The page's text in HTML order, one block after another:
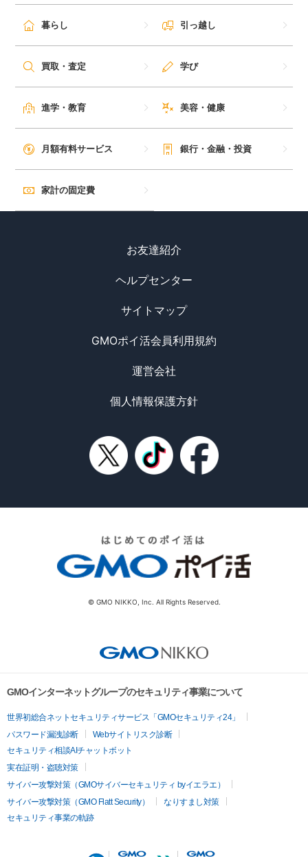
暮らし 引っ越し
買取・査定 学び
進学・教育 美容・健康
月額有料サービス 銀行・金融・投資
家計の固定費
お友達紹介
ヘルプセンター
サイトマップ
GMOポイ活会員利用規約
運営会社
個人情報保護方針
© GMO NIKKO, Inc. All Rights Reserved.
GMOインターネットグループのセキュリティ事業について
世界初総合ネットセキュリティサービス「GMOセキュリティ24」
パスワード漏洩診断
Webサイトリスク診断
セキュリティ相談AIチャットボット
実在証明・盗聴対策
サイバー攻撃対策（GMOサイバーセキュリティ byイエラエ）
サイバー攻撃対策（GMO Flatt Security）
なりすまし対策
セキュリティ事業の軌跡